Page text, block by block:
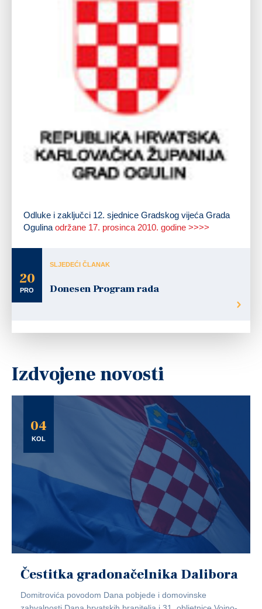
Odluke i zaključci 12. sjednice Gradskog vijeća Grada
Ogulinaodržane 17. prosinca 2010. godine >>>>
20
PRO
SLJEDEĆI ČLANAK
Donesen Program rada
Izdvojene novosti
04
KOL
Čestitka gradonačelnika Dalibora
Domitrovića povodom Dana pobjede i domovinske